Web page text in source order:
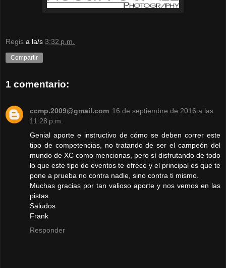
Regis a la/s 3:32 p.m.
Compartir
1 comentario:
ccmp.2009@gmail.com 16 de septiembre de 2016 a las
11:28 p.m.
Genial aporte e instructivo de cómo se deben correr este
tipo de competencias, no tratando de ser el campeón del
mundo de XC como mencionas, pero sí disfrutando de todo
lo que este tipo de eventos te ofrece y el principal es que te
pone a prueba no contra nadie, sino contra ti mismo.
Muchas gracias por tan valioso aporte y nos vemos en las
pistas.
Saludos
Frank
Responder